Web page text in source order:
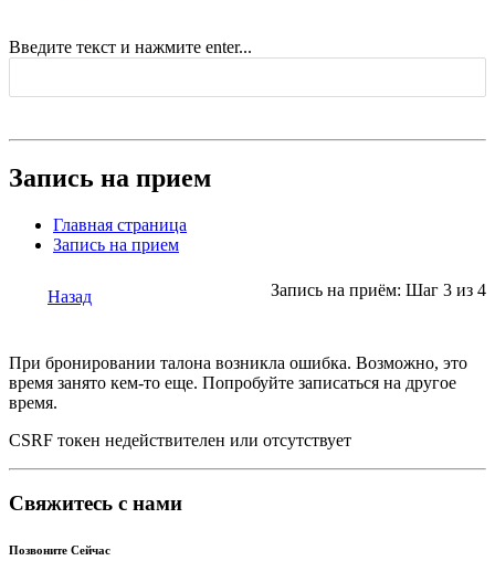
Введите текст и нажмите enter...
Запись на прием
Главная страница
Запись на прием
Назад Запись на приём: Шаг 3 из 4
При бронировании талона возникла ошибка. Возможно, это
время занято кем-то еще. Попробуйте записаться на другое
время.
CSRF токен недействителен или отсутствует
Свяжитесь с нами
Позвоните Сейчас